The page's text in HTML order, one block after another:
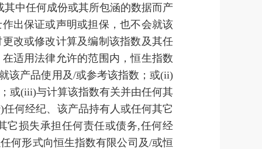
中任何成份或其所包涵的数据而产
出保证或声明或担保，也不会就该
改或修改计算及编制该指数及其任
适用法律允许的范围内，恒生指数
该产品使用及/或参考该指数；或(ii)
或(iii)与计算该指数有关并由任何其
何经纪、该产品持有人或任何其它
它损失承担任何责任或债务,任何经
何形式向恒生指数有限公司及/或恒